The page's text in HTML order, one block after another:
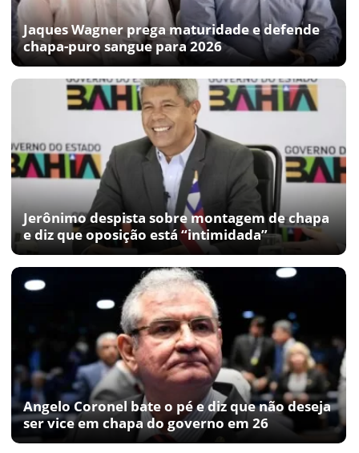
Jaques Wagner prega maturidade e defende
chapa-puro sangue para 2026
Jerônimo despista sobre montagem de chapa
e diz que oposição está “intimidada”
Angelo Coronel bate o pé e diz que não deseja
ser vice em chapa do governo em 26